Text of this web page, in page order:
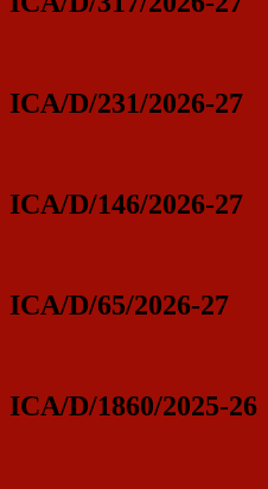
ICA/D/231/2026-27
ICA/D/146/2026-27
ICA/D/65/2026-27
ICA/D/1860/2025-26